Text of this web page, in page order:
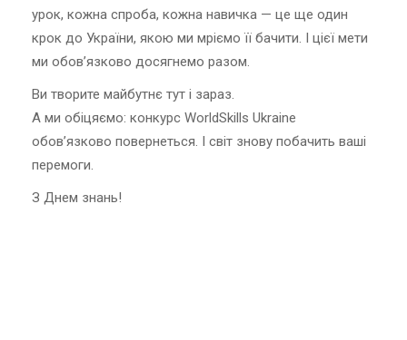
урок, кожна спроба, кожна навичка — це ще один
крок до України, якою ми мріємо її бачити. І цієї мети
ми обов’язково досягнемо разом.
Ви творите майбутнє тут і зараз.
А ми обіцяємо: конкурс WorldSkills Ukraine
обов’язково повернеться. І світ знову побачить ваші
перемоги.
З Днем знань!